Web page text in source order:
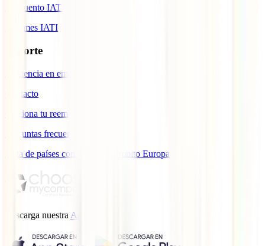
Descuento IATI
Informes IATI
Soporte
Asistencia en emergencias
Contacto
Gestiona tu reembolso
Preguntas frecuentes
Lista de países con cobertura ámbito Europa
Descarga nuestra App.